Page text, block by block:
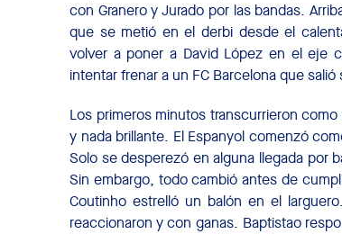
con Granero y Jurado por las bandas.
que se metió en el derbi desde el
volver a poner a David López en el eje
intentar frenar a un FC Barcelona que
Los primeros minutos transcurrieron
y nada brillante. El Espanyol comenzó
Solo se desperezó en alguna llegada por
Sin embargo, todo cambió antes de
Coutinho estrelló un balón en el
reaccionaron y con ganas. Baptistao